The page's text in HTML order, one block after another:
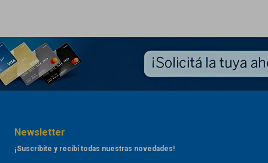
Newsletter
¡Suscribite y recibí todas nuestras novedades!